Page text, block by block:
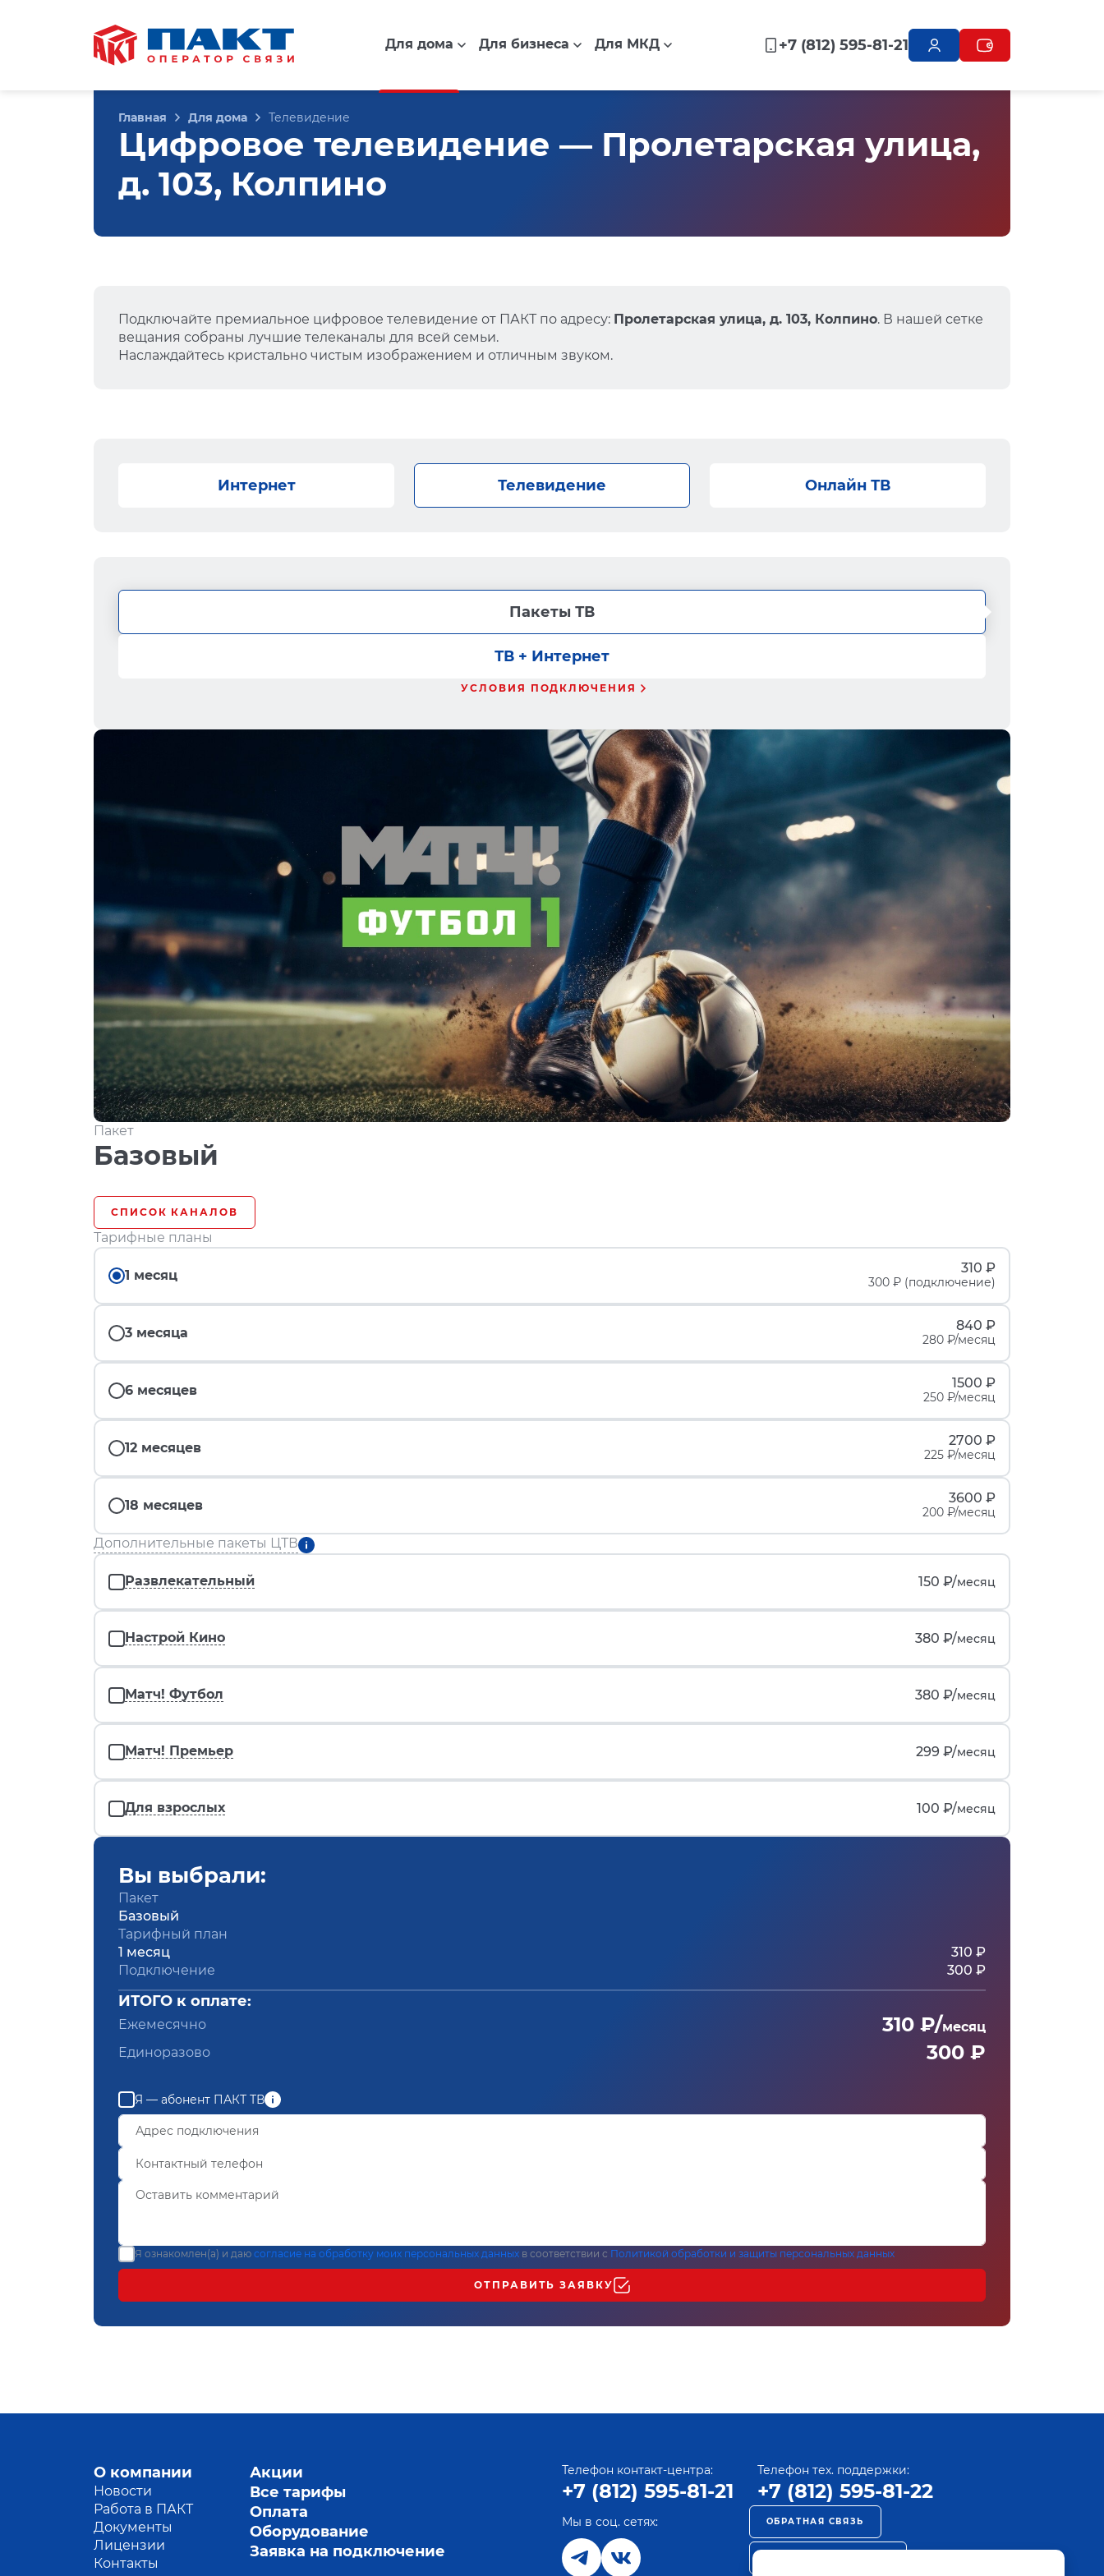
Для дома Для бизнеса Для МКД +7 (812) 595-81-21
Главная Для дома Телевидение
Цифровое телевидение — Пролетарская улица,
д. 103, Колпино
Подключайте премиальное цифровое телевидение от ПАКТ по адресу: Пролетарская улица, д. 103, Колпино. В нашей сетке
вещания собраны лучшие телеканалы для всей семьи.
Наслаждайтесь кристально чистым изображением и отличным звуком.
Интернет Телевидение Онлайн ТВ
Пакеты ТВ
ТВ + Интернет
УСЛОВИЯ ПОДКЛЮЧЕНИЯ
Пакет
Базовый
СПИСОК КАНАЛОВ
Тарифные планы
1 месяц 310 ₽
300 ₽ (подключение)
3 месяца 840 ₽
280 ₽/месяц
6 месяцев 1500 ₽
250 ₽/месяц
12 месяцев 2700 ₽
225 ₽/месяц
18 месяцев 3600 ₽
200 ₽/месяц
Дополнительные пакеты ЦТВ
Развлекательный 150 ₽/месяц
Настрой Кино 380 ₽/месяц
Матч! Футбол 380 ₽/месяц
Матч! Премьер 299 ₽/месяц
Для взрослых 100 ₽/месяц
Вы выбрали:
Пакет
Базовый
Тарифный план
1 месяц
310 ₽
Подключение
300 ₽
ИТОГО к оплате:
Ежемесячно 310 ₽/месяц
Единоразово
300 ₽
Я — абонент ПАКТ ТВ
Я ознакомлен(а) и даю согласие на обработку моих персональных данных в соответствии с Политикой обработки и защиты персональных данных
ОТПРАВИТЬ ЗАЯВКУ
О компании
Новости
Работа в ПАКТ
Документы
Лицензии
Контакты
Акции
Все тарифы
Оплата
Оборудование
Заявка на подключение
Телефон контакт-центра:
+7 (812) 595-81-21
Телефон тех. поддержки:
+7 (812) 595-81-22
Мы в соц. сетях: ОБРАТНАЯ СВЯЗЬ